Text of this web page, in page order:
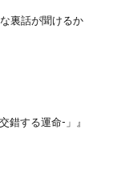
裏話が聞けるか
錯する運命-」』